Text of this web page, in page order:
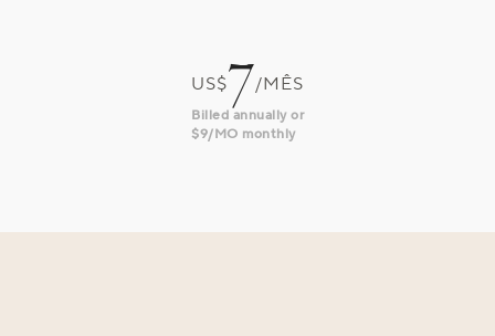
US$7/MÊS
Billed annually or
$9/MO monthly